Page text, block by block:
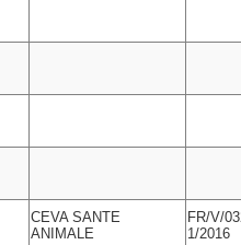
CEVA SANTE
ANIMALE
FR/V/
1/2016